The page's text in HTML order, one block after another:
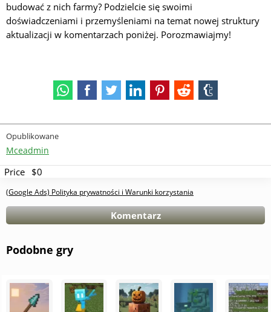
budować z nich farmy? Podzielcie się swoimi
doświadczeniami i przemyśleniami na temat nowej struktury
aktualizacji w komentarzach poniżej. Porozmawiajmy!
Opublikowane
Mceadmin
Price $0
(Google Ads) Polityka prywatności i Warunki korzystania
Komentarz
Podobne gry